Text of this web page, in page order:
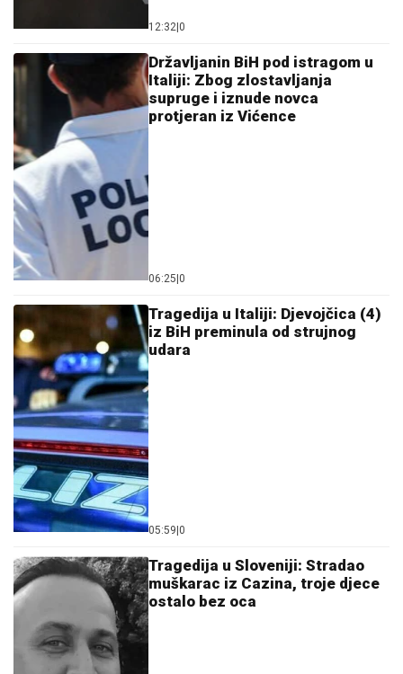
12:32 0
Državljanin BiH pod istragom u
Italiji: Zbog zlostavljanja
supruge i iznude novca
protjeran iz Vićence
06:25 0
Tragedija u Italiji: Djevojčica (4)
iz BiH preminula od strujnog
udara
05:59 0
Tragedija u Sloveniji: Stradao
muškarac iz Cazina, troje djece
ostalo bez oca